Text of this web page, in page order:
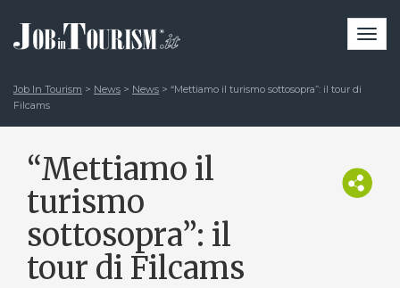
Job In Tourism > News > News > “Mettiamo il turismo sottosopra”: il tour di
Filcams
“Mettiamo il
turismo
sottosopra”: il
tour di Filcams